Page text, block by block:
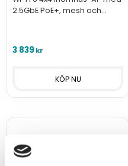
2.5GbE PoE+, mesh och
3 839kr